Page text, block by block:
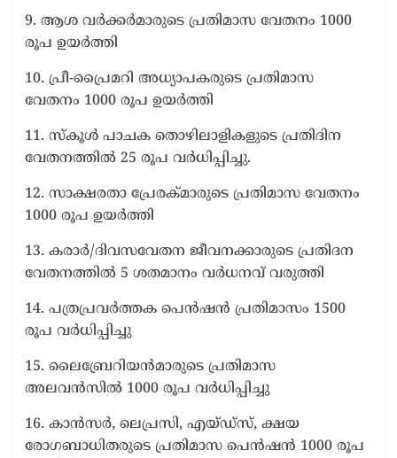
9. ആശ വര്‍ക്കര്‍മാരുടെ പ്രതിമാസ വേതനം 1000
രൂപ ഉയര്‍ത്തി
10. പ്രീ-പ്രൈമറി അധ്യാപകരുടെ പ്രതിമാസ
വേതനം 1000 രൂപ ഉയര്‍ത്തി
11. സ്കൂള്‍ പാചക തൊഴിലാളികളുടെ പ്രതിദിന
വേതനത്തില്‍ 25 രൂപ വര്‍ധിപ്പിച്ചു.
12. സാക്ഷരതാ പ്രേരക്മാരുടെ പ്രതിമാസ വേതനം
1000 രൂപ ഉയര്‍ത്തി
13. കരാര്‍/ദിവസവേതന ജീവനക്കാരുടെ പ്രതിദന
വേതനത്തില്‍ 5 ശതമാനം വര്‍ധനവ് വരുത്തി
14. പത്രപ്രവര്‍ത്തക പെന്‍ഷന്‍ പ്രതിമാസം 1500
രൂപ വര്‍ധിപ്പിച്ചു
15. ലൈബ്രേറിയന്‍മാരുടെ പ്രതിമാസ
അലവന്‍സില്‍ 1000 രൂപ വര്‍ധിപ്പിച്ചു
16. കാന്‍സര്‍, ലെപ്രസി, എയ്ഡ്സ്, ക്ഷയ
രോഗബാധിതരുടെ പ്രതിമാസ പെന്‍ഷന്‍ 1000 രൂപ